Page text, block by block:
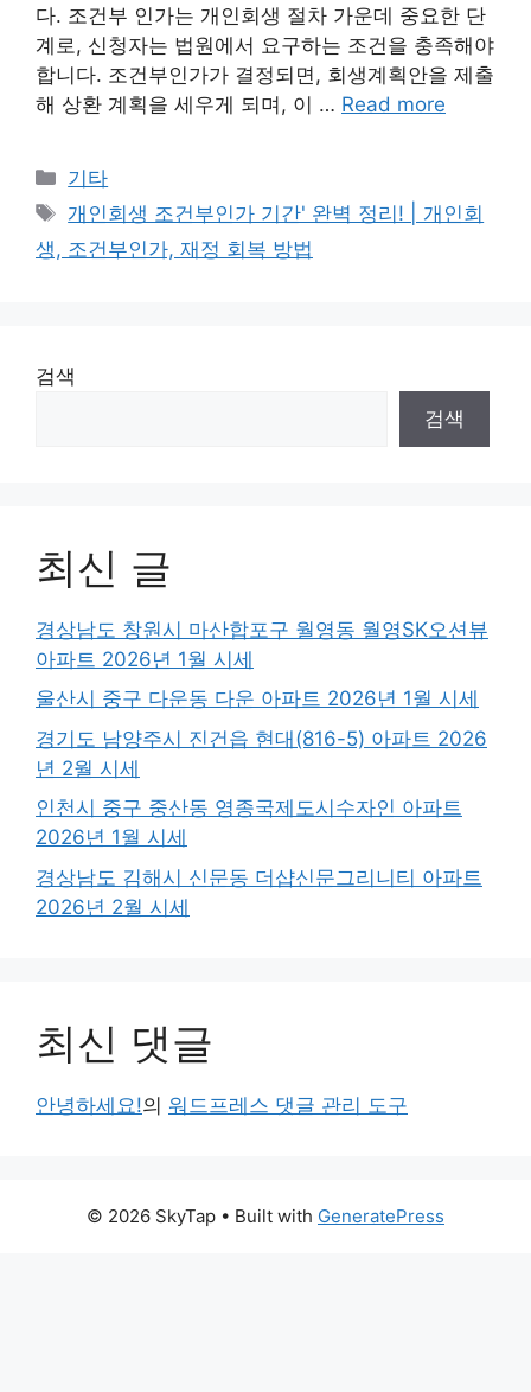
다. 조건부 인가는 개인회생 절차 가운데 중요한 단
계로, 신청자는 법원에서 요구하는 조건을 충족해야
합니다. 조건부인가가 결정되면, 회생계획안을 제출
해 상환 계획을 세우게 되며, 이 … Read more
Categories
기타
Tags
개인회생 조건부인가 기간' 완벽 정리! | 개인회
생, 조건부인가, 재정 회복 방법
검색
검색
최신 글
경상남도 창원시 마산합포구 월영동 월영SK오션뷰
아파트 2026년 1월 시세
울산시 중구 다운동 다운 아파트 2026년 1월 시세
경기도 남양주시 진건읍 현대(816-5) 아파트 2026
년 2월 시세
인천시 중구 중산동 영종국제도시수자인 아파트
2026년 1월 시세
경상남도 김해시 신문동 더샵신문그리니티 아파트
2026년 2월 시세
최신 댓글
안녕하세요!의 워드프레스 댓글 관리 도구
© 2026 SkyTap • Built with GeneratePress